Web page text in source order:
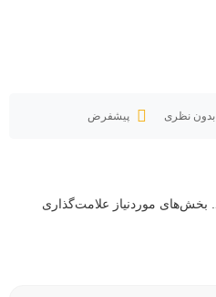
بدون نظری پیشفرض
بخش‌های موردنیاز علامت‌گذاری